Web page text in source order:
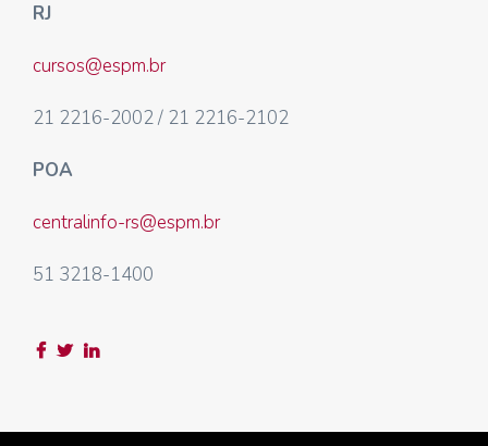
RJ
cursos@espm.br
21 2216-2002 / 21 2216-2102
POA
centralinfo-rs@espm.br
51 3218-1400